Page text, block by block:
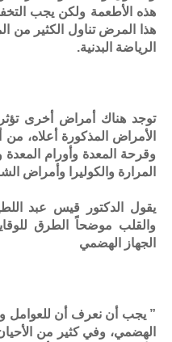
هذه الأطعمة ولكن يجب
هذا المرض تناول الكثير من
الرياضة البدنية.
توجد هناك أمراض أخرى
الأمراض المذكورة أعلاه، من
وقرحة المعدة وأورام المعدة
المرارة والكوليرا وأمراض
يقول الدكتور قيس عبد
والقلب موضحاً الطرق
الجهاز الهضمي
” يجب أن نعرف أن للعوامل
الهضمي، وفي كثير من